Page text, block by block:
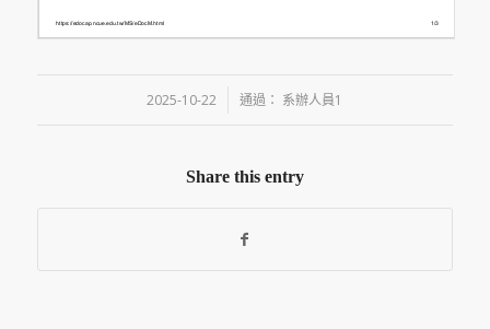
2025-10-22
/ 通過： 系辦人員1
Share this entry